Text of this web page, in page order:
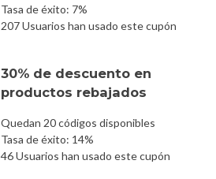
Tasa de éxito: 7%
207 Usuarios han usado este cupón
30% de descuento en
productos rebajados
Quedan 20 códigos disponibles
Tasa de éxito: 14%
46 Usuarios han usado este cupón